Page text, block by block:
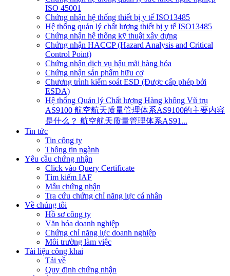
ISO 45001
Chứng nhận hệ thống thiết bị y tế ISO13485
Hệ thống quản lý chất lượng thiết bị y tế ISO13485
Chứng nhận hệ thống kỹ thuật xây dựng
Chứng nhận HACCP (Hazard Analysis and Critical
Control Point)
Chứng nhận dịch vụ hậu mãi hàng hóa
Chứng nhận sản phẩm hữu cơ
Chương trình kiểm soát ESD (Được cấp phép bởi
ESDA)
Hệ thống Quản lý Chất lượng Hàng không Vũ trụ
AS9100 航空航天质量管理体系AS9100的主要内容
是什么？ 航空航天质量管理体系AS91...
Tin tức
Tin công ty
Thông tin ngành
Yêu cầu chứng nhận
Click vào Query Certificate
Tìm kiếm IAF
Mẫu chứng nhận
Tra cứu chứng chỉ năng lực cá nhân
Về chúng tôi
Hồ sơ công ty
Văn hóa doanh nghiệp
Chứng chỉ năng lực doanh nghiệp
Môi trường làm việc
Tài liệu công khai
Tải về
Quy định chứng nhận